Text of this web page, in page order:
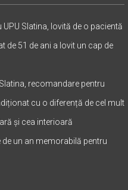
Slatina, lovită de o pacientă
de 51 de ani a lovit un cap de
recomandare pentru
cu o diferență de cel mult
și cea interioară
un an memorabilă pentru